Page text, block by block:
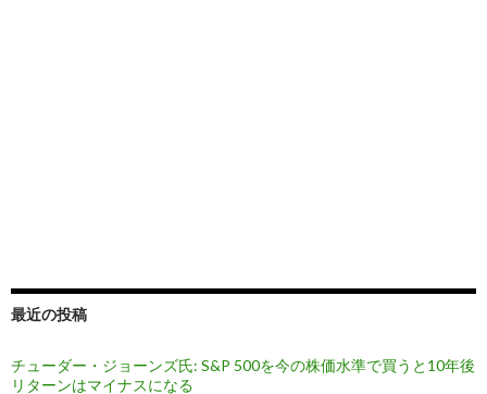
最近の投稿
チューダー・ジョーンズ氏: S&P 500を今の株価水準で買うと10年後
リターンはマイナスになる